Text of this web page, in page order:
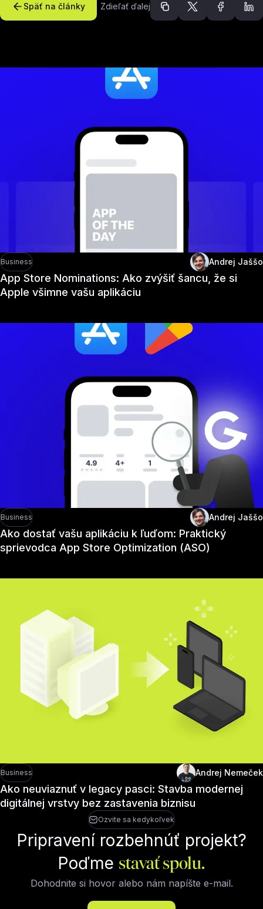
Späť na články Zdieľať ďalej
Odporúčané články
Business Andrej Jaššo
App Store Nominations: Ako zvýšiť šancu, že si
Apple všimne vašu aplikáciu
Business Andrej Jaššo
Ako dostať vašu aplikáciu k ľuďom: Praktický
sprievodca App Store Optimization (ASO)
Business Andrej Nemeček
Ako neuviaznuť v legacy pasci: Stavba modernej
digitálnej vrstvy bez zastavenia biznisu
Ozvite sa kedykoľvek
Pripravení rozbehnúť projekt?
Poďmestavať spolu.
Dohodnite si hovor alebo nám napíšte e-mail.